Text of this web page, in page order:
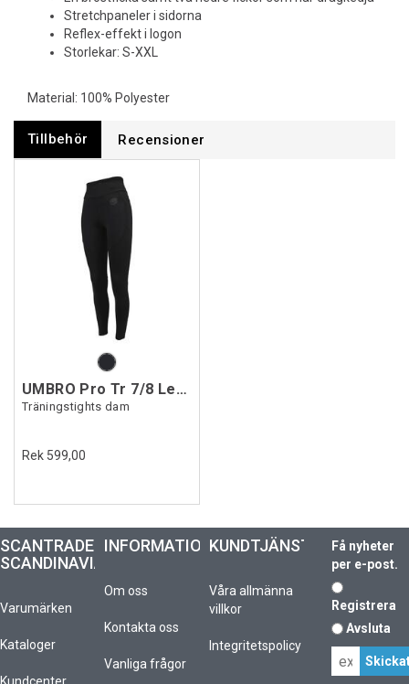
Stretchpaneler i sidorna
Reflex-effekt i logon
Storlekar: S-XXL
Material: 100% Polyester
Tillbehör Recensioner
UMBRO Pro Tr 7/8 Leggings W
Träningstights dam
Rek 599,00
SCANTRADE
SCANDINAVIA
Varumärken
Kataloger
INFORMATION
Om oss
Kontakta oss
Vanliga frågor
KUNDTJÄNST
Våra allmänna
villkor
Integritetspolicy
Få nyheter
per e-post.
Registrera
Avsluta